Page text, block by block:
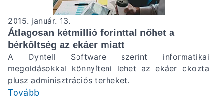
2015. január. 13.
Átlagosan kétmillió forinttal nőhet a
bérköltség az ekáer miatt
A Dyntell Software szerint informatikai
megoldásokkal könnyíteni lehet az ekáer okozta
plusz adminisztrációs terheket.
Tovább